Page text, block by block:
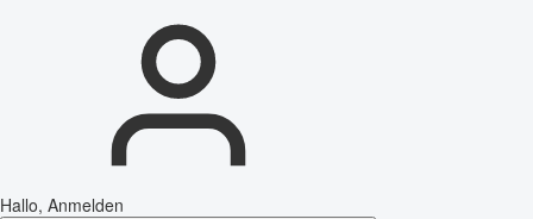
Hallo, Anmelden